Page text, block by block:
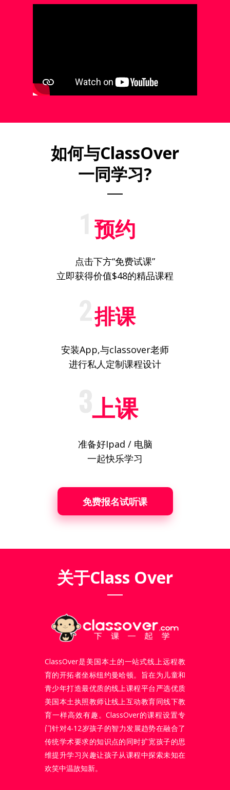
如何与ClassOver
一同学习?
预约
排课
上课
点击下方“免费试课”
立即获得价值$48的精品课程
安装App,与classover老师
进行私人定制课程设计
准备好Ipad / 电脑
一起快乐学习
免费报名试听课
关于Class Over
ClassOver是美国本土的一站式线上远程教
育的开拓者坐标纽约曼哈顿。旨在为儿童和
青少年打造最优质的线上课程平台严选优质
美国本土执照教师让线上互动教育同线下教
育一样高效有趣。ClassOver的课程设置专
门针对4-12岁孩子的智力发展趋势在融合了
传统学术要求的知识点的同时扩宽孩子的思
维提升学习兴趣让孩子从课程中探索未知在
欢笑中温故知新。